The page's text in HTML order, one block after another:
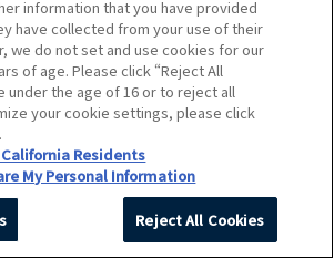
Inc./GAME FREAK inc.
れている全ての画像、文章、データなどの無断
。
of materials contained in this page
Personal Information
information that you have provided
have collected from your use of their
we do not set and use cookies for our
of age. Please click “Reject All
under the age of 16 or to reject all
your cookie settings, please click
Residents
My Personal Information
Reject All Cookies